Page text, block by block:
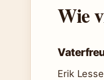
Wie
Erik